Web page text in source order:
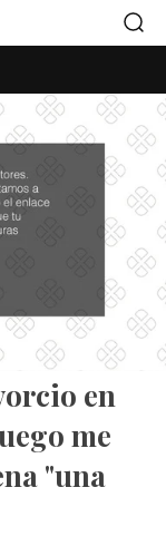
en
me
"una